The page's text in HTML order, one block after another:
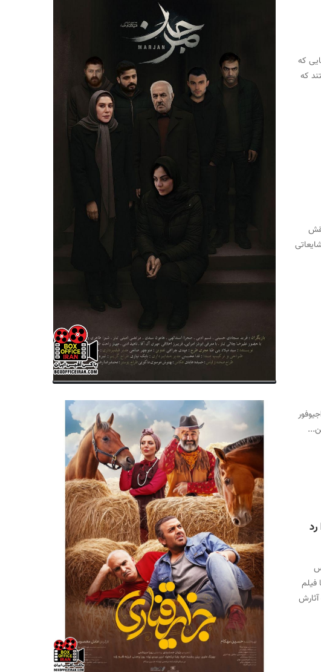
که
که
فیلم
آثارش